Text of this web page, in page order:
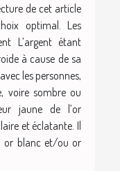
de cet article
optimal. Les
L’argent étant
à cause de sa
les personnes,
voire sombre ou
jaune de l’or
et éclatante. Il
or blanc et/ou or